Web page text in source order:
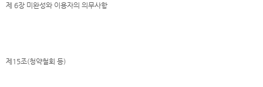
제 6장 미완성와 이용자의 의무사항
제15조(청약철회 등)